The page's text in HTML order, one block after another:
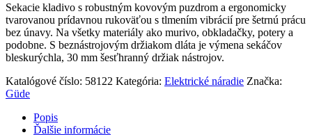
Sekacie kladivo s robustným kovovým puzdrom a ergonomicky
tvarovanou prídavnou rukoväťou s tlmením vibrácií pre šetrnú prácu
bez únavy. Na všetky materiály ako murivo, obkladačky, potery a
podobne. S beznástrojovým držiakom dláta je výmena sekáčov
bleskurýchla, 30 mm šesťhranný držiak nástrojov.
Katalógové číslo: 58122 Kategória: Elektrické náradie Značka:
Güde
Popis
Ďalšie informácie